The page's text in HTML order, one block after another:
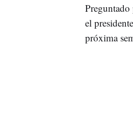
el
próxima